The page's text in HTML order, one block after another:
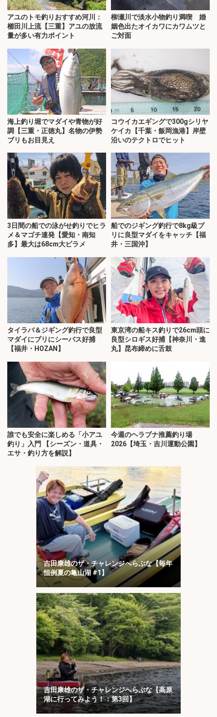
アユのトモ釣りおすすめ河川：
櫛田川上流【三重】アユの放流
量が多い有力ポイント
柳瀬川で淡水小物釣り満喫 婚
姻色出たオイカワにカワムツと
ご対面
海上釣り堀でマダイや青物が好
調【三重・正徳丸】名物の伊勢
ブリもお目見え
コウイカエギングで300gシリヤ
ケイカ【千葉・飯岡漁港】岸壁
沿いのテクトロでヒット
3日間の船での泳がせ釣りでヒラ
メ＆マゴチ連発【愛知・南知
多】最大は68cm大ビラメ
船でのジギング釣行で8kg級ブ
リに良型マダイをキャッチ【福
井・三国沖】
タイラバ＆ジギング釣行で良型
マダイにブリにシーバス好捕
【福井・HOZAN】
東京湾の船キス釣りで26cm頭に
良型シロギス好捕【神奈川・進
丸】昆布締めに舌鼓
誰でも安全に楽しめる「小アユ
釣り」入門 【シーズン・道具・
エサ・釣り方を解説】
今週のヘラブナ推薦釣り場
2026【埼玉・吉川運動公園】
吉田康雄のザ・チャレンジへらぶな【毎年
恒例夏の亀山湖 #1】
吉田康雄のザ・チャレンジへらぶな【高原
湖に行ってみよう！：第3回】